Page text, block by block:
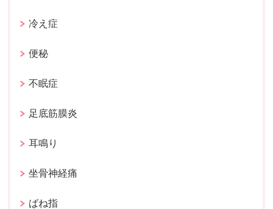
冷え症
便秘
不眠症
足底筋膜炎
耳鳴り
坐骨神経痛
ばね指